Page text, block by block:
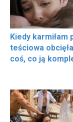
Kiedy
teściowa
coś, co ją